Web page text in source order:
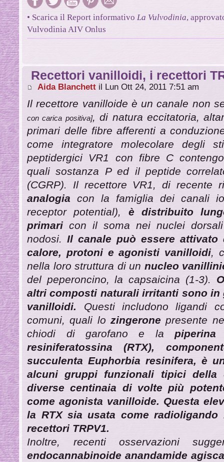
• Scarica il Report informativoLa Vulvodinia,
Vulvodinia AIV Onlus
Recettori vanilloidi, i recettori
Aida Blanchett il Lun Ott 24, 2011 7:51 am
Il recettore vanilloide è un canale non
con carica positiva], di natura eccitatoria,
primari delle fibre afferenti a
come integratore molecolare degli
peptidergici VR1 con fibre C
quali sostanza P ed il peptide
(CGRP). Il recettore VR1, di recente
analogia con la famiglia dei canali
receptor potential), è distribuito
primaricon il soma nei nuclei
nodosi.Il canale può essere
calore, protoni e agonisti vanilloidi,
nella loro struttura di un nucleo
del peperoncino, la capsaicina (1-3).
altri composti naturali irritanti sono in
vanilloidi. Questi includono ligandi
comuni, quali lozingerone presente
chiodi di garofano e lapiperina
resiniferatossina (RTX),
succulenta Euphorbia resinifera, è
alcuni gruppi funzionali tipici della
diverse centinaia di volte più
come agonista vanilloide. Questa
la RTX sia usata come
recettori TRPV1.
Inoltre, recenti osservazioni
endocannabinoide anandamide